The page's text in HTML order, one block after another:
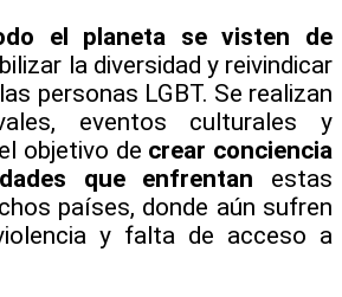
el planeta se visten de
la diversidad y reivindicar
personas LGBT. Se realizan
eventos culturales y
objetivo de crear conciencia
que enfrentan estas
países, donde aún sufren
y falta de acceso a